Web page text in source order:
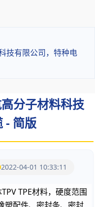
技有限公司，特种电
分子材料科技
- 简版
2022-04-01 10:33:11
TPE材料，硬度范围